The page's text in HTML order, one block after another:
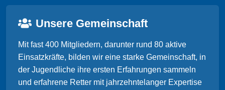
Unsere Gemeinschaft
Mit fast 400 Mitgliedern, darunter rund 80 aktive
Einsatzkräfte, bilden wir eine starke Gemeinschaft, in
der Jugendliche ihre ersten Erfahrungen sammeln
und erfahrene Retter mit jahrzehntelanger Expertise